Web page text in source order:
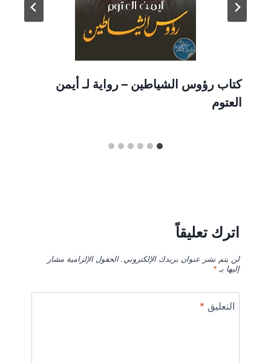
كتاب رؤوس الشياطين – رواية لـ أيمن
العتوم
اترك تعليقاً
لن يتم نشر عنوان بريدك الإلكتروني. الحقول الإلزامية مشار
إليها بـ*
التعليق *